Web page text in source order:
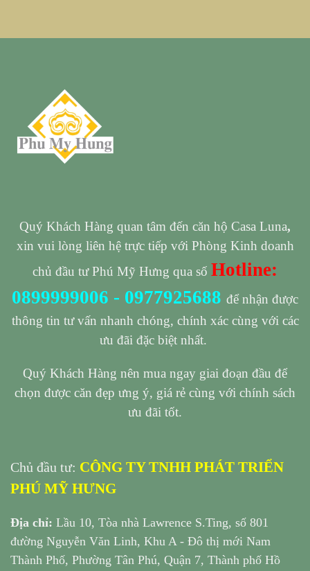
Quý Khách Hàng quan tâm đến căn hộ Casa Luna,
xin vui lòng liên hệ trực tiếp với Phòng Kinh doanh
chủ đầu tư Phú Mỹ Hưng qua số Hotline:
0899999006 - 0977925688 để nhận được
thông tin tư vấn nhanh chóng, chính xác cùng với các
ưu đãi đặc biệt nhất.
Quý Khách Hàng nên mua ngay giai đoạn đầu để
chọn được căn đẹp ưng ý, giá rẻ cùng với chính sách
ưu đãi tốt.
Chủ đầu tư: CÔNG TY TNHH PHÁT TRIỂN
PHÚ MỸ HƯNG
Địa chỉ: Lầu 10, Tòa nhà Lawrence S.Ting, số 801
đường Nguyễn Văn Linh, Khu A - Đô thị mới Nam
Thành Phố, Phường Tân Phú, Quận 7, Thành phố Hồ